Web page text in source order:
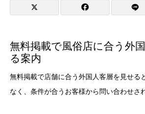
無料掲載で風俗店に合う外
る案内
無料掲載で店舗に合う外国人客層を見せる
なく、条件が合うお客様から問い合わせさ